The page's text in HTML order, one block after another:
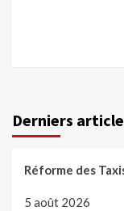
Derniers
Réforme des
5 août 2026